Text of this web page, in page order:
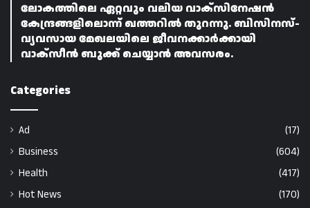
ലോകത്തിലെ ഏറ്റവും വലിയ വാക്സിനേഷൻ
കേന്ദ്രങ്ങളിലൊന്ന് ഖത്തറിൽ തുറന്നു. ബിസിനസ്-
വ്യവസായ മേഖലയിലെ ജീവനക്കാർക്കായി
വാക്സീൻ ബുക്ക് ചെയ്യാൻ അവസരം.
Categories
Ad
(17)
Business
(604)
Health
(417)
Hot News
(170)